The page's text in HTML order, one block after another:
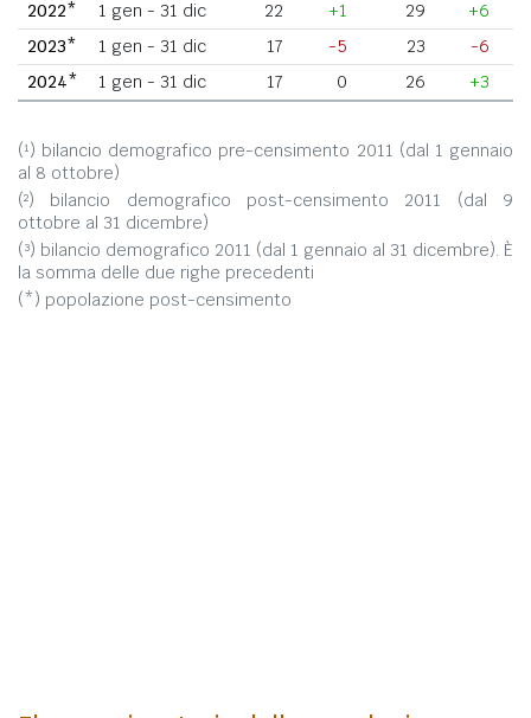
2022*
1 gen - 31 dic 22 +1 29
+6
2023*
1 gen - 31 dic 17 -5 23
-6
2024*
1 gen - 31 dic 17 0 26 +3
(¹) bilancio demografico pre-censimento 2011 (dal 1 gennaio
al 8 ottobre)
(²) bilancio demografico post-censimento 2011 (dal 9
ottobre al 31 dicembre)
(³) bilancio demografico 2011 (dal 1 gennaio al 31 dicembre). È
la somma delle due righe precedenti
(*) popolazione post-censimento